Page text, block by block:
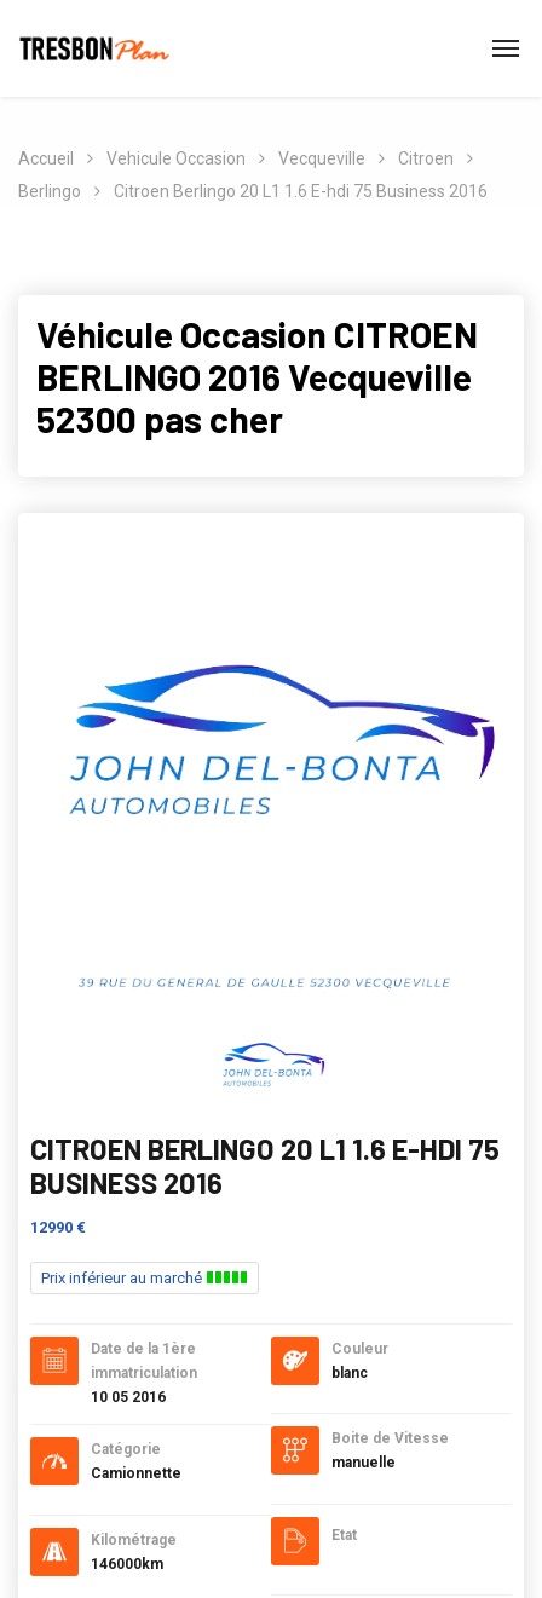
Accueil Vehicule Occasion Vecqueville
Citroen
Berlingo
Citroen Berlingo 20 L1 1.6 E-hdi 75 Business 2016
Véhicule Occasion CITROEN
BERLINGO 2016 Vecqueville
52300 pas cher
CITROEN BERLINGO 20 L1 1.6 E-HDI 75
BUSINESS 2016
12990 €
Prix inférieur au marché
Date de la 1ère
immatriculation
10 05 2016
Catégorie
Camionnette
Kilométrage
146000km
Couleur
blanc
Boite de Vitesse
manuelle
Etat